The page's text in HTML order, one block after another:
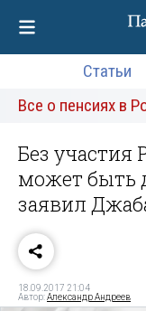
Статьи
Все о пенсиях в
Без
может быть
заявил
18.09.2017 21:04
Автор:Александр Андреев